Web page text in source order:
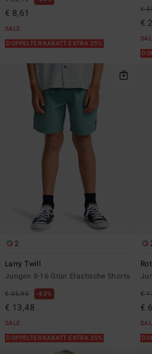
€ 8,61
SALE
DOPPELTER RABATT EXTRA 25%
€
€
2
Larry Twill
Jungen 8-16 Grün Elastische Shorts
€ 35,95 63%
€ 13,48
SALE
DOPPELTER RABATT EXTRA 25%
€
€